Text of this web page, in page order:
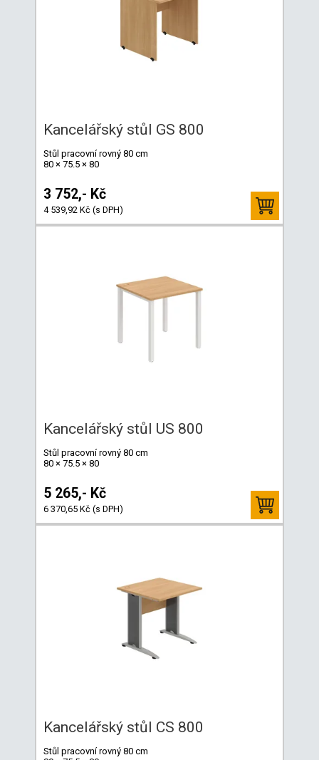
Kancelářský stůl GS 800
Stůl pracovní rovný 80 cm
80 × 75.5 × 80
3 752,- Kč
4 539,92 Kč (s DPH)
Kancelářský stůl US 800
Stůl pracovní rovný 80 cm
80 × 75.5 × 80
5 265,- Kč
6 370,65 Kč (s DPH)
Kancelářský stůl CS 800
Stůl pracovní rovný 80 cm